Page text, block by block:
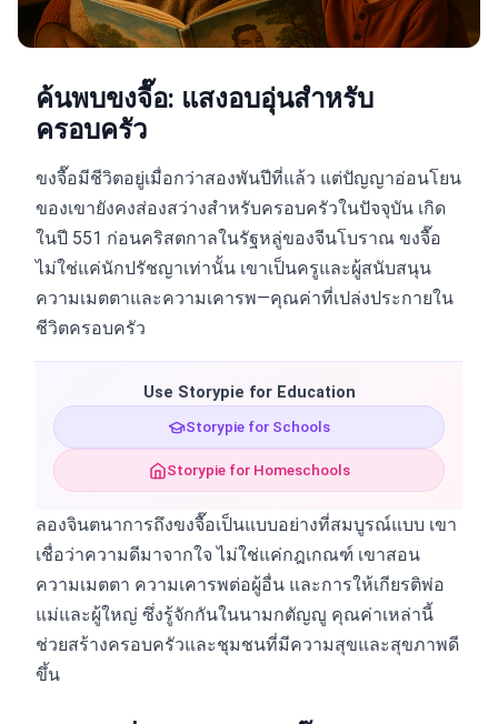
ค้นพบขงจื๊อ: แสงอบอุ่นสำหรับ
ครอบครัว
ขงจื๊อมีชีวิตอยู่เมื่อกว่าสองพันปีที่แล้ว แต่ปัญญาอ่อนโยน
ของเขายังคงส่องสว่างสำหรับครอบครัวในปัจจุบัน เกิด
ในปี 551 ก่อนคริสตกาลในรัฐหลู่ของจีนโบราณ ขงจื๊อ
ไม่ใช่แค่นักปรัชญาเท่านั้น เขาเป็นครูและผู้สนับสนุน
ความเมตตาและความเคารพ—คุณค่าที่เปล่งประกายใน
ชีวิตครอบครัว
Use Storypie for Education
Storypie for Schools
Storypie for Homeschools
ลองจินตนาการถึงขงจื๊อเป็นแบบอย่างที่สมบูรณ์แบบ เขา
เชื่อว่าความดีมาจากใจ ไม่ใช่แค่กฎเกณฑ์ เขาสอน
ความเมตตา ความเคารพต่อผู้อื่น และการให้เกียรติพ่อ
แม่และผู้ใหญ่ ซึ่งรู้จักกันในนามกตัญญู คุณค่าเหล่านี้
ช่วยสร้างครอบครัวและชุมชนที่มีความสุขและสุขภาพดี
ขึ้น